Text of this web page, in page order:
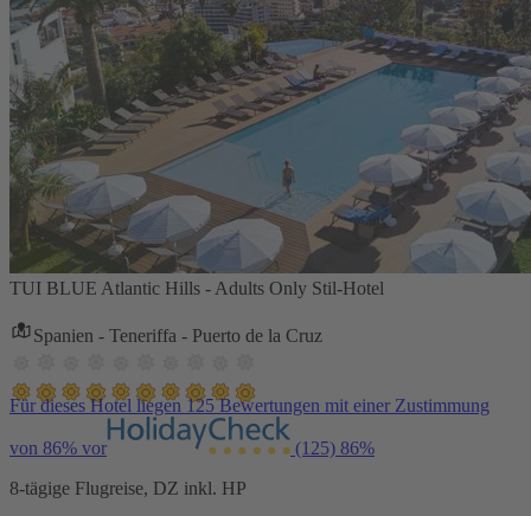
TUI BLUE Atlantic Hills - Adults Only Stil-Hotel
Spanien - Teneriffa - Puerto de la Cruz
Für dieses Hotel liegen 125 Bewertungen mit einer Zustimmung
von 86% vor (125) 86%
8-tägige Flugreise, DZ inkl. HP